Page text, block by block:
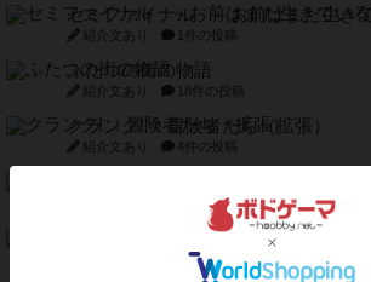
セミファイナル ～お前はまだ生き
紹介文あり 1件の投稿
ふたつの街の物語
紹介文あり 18件の投稿
クランク! ：冒険者たち（拡張）
紹介文あり 4件の投稿
1件の投稿
スターマイン・ラミー ポケット
2件の投稿